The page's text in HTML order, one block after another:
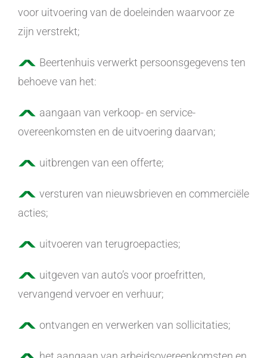
voor uitvoering van de doeleinden waarvoor ze
zijn verstrekt;
Beertenhuis verwerkt persoonsgegevens ten
behoeve van het:
aangaan van verkoop- en service-
overeenkomsten en de uitvoering daarvan;
uitbrengen van een offerte;
versturen van nieuwsbrieven en commerciële
acties;
uitvoeren van terugroepacties;
uitgeven van auto’s voor proefritten,
vervangend vervoer en verhuur;
ontvangen en verwerken van sollicitaties;